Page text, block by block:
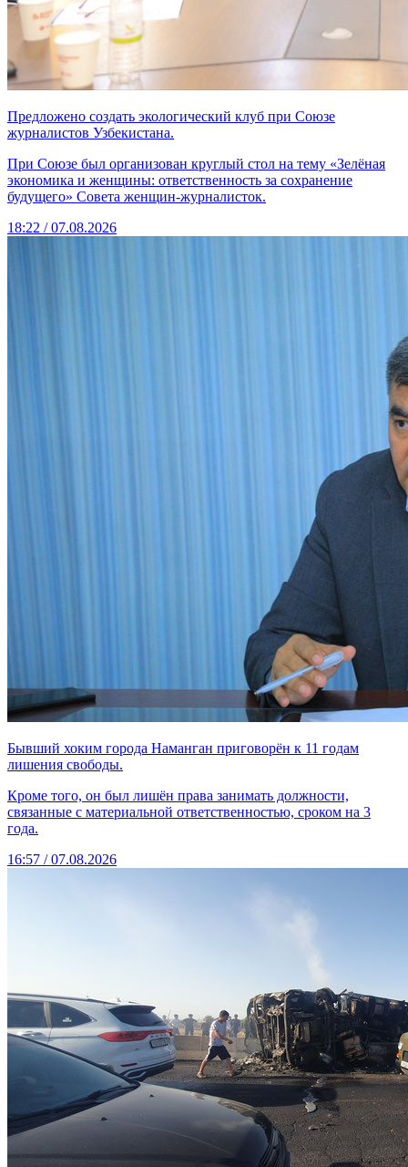
Предложено создать экологический клуб при Союзе
журналистов Узбекистана.
При Союзе был организован круглый стол на тему «Зелёная
экономика и женщины: ответственность за сохранение
будущего» Совета женщин-журналисток.
18:22 / 07.08.2026
Бывший хоким города Наманган приговорён к 11 годам
лишения свободы.
Кроме того, он был лишён права занимать должности,
связанные с материальной ответственностью, сроком на 3
года.
16:57 / 07.08.2026